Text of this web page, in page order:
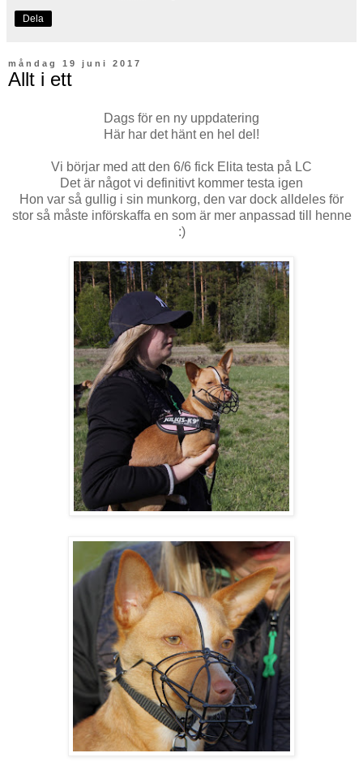
Dela
måndag 19 juni 2017
Allt i ett
Dags för en ny uppdatering
Här har det hänt en hel del!
Vi börjar med att den 6/6 fick Elita testa på LC
Det är något vi definitivt kommer testa igen
Hon var så gullig i sin munkorg, den var dock alldeles för
stor så måste införskaffa en som är mer anpassad till henne
:)